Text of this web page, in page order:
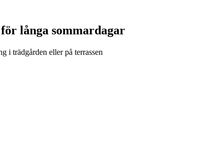
långa sommardagar
i trädgården eller på terrassen